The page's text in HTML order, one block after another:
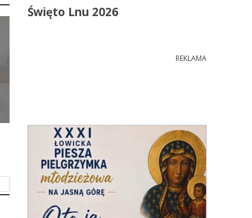
Święto Lnu 2026
REKLAMA